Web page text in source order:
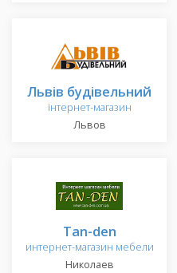
Львів будівельний
інтернет-магазин
Львов
Tan-den
интернет-магазин мебели
Николаев